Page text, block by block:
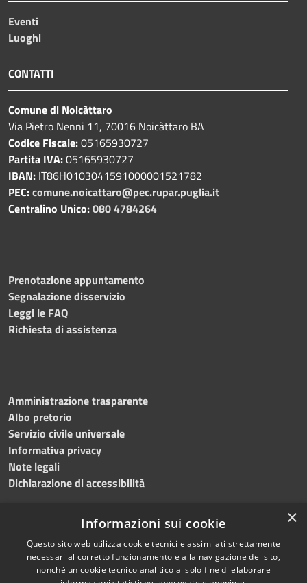
Eventi
Luoghi
CONTATTI
Comune di Noicàttaro
Via Pietro Nenni 11, 70016 Noicàttaro BA
Codice Fiscale:05165930727
Partita IVA:05165930727
IBAN: IT86H0103041591000001521782
PEC:comune.noicattaro@pec.rupar.puglia.it
Centralino Unico:080 4784264
Prenotazione appuntamento
Segnalazione disservizio
Leggi le FAQ
Richiesta di assistenza
Amministrazione trasparente
Albo pretorio
Servizio civile universale
Informativa privacy
Note legali
Dichiarazione di accessibilità
RSS
Accessibilità
Copyright © 2023 •
Comune di Noicàttaro
×
Informazioni sui cookie
Questo sito web utilizza cookie tecnici e assimilati strettamente
necessari al corretto funzionamento e alla navigazione del sito,
nonché un cookie tecnico analitico al solo fine di elaborare